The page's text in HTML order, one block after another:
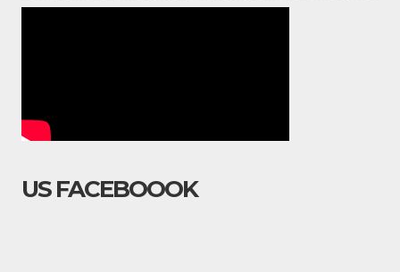
US FACEBOOOK